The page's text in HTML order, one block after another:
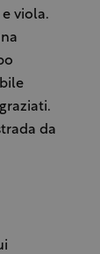
viola.
da